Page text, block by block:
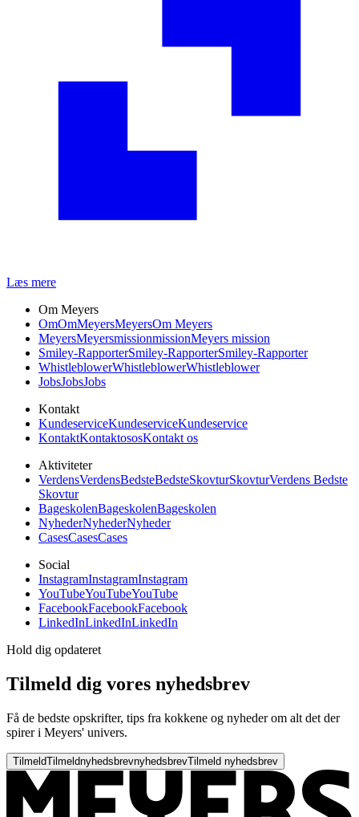
Læs mere
Om Meyers
OmOmMeyersMeyersOm Meyers
MeyersMeyersmissionmissionMeyers mission
Smiley-RapporterSmiley-RapporterSmiley-Rapporter
WhistleblowerWhistleblowerWhistleblower
JobsJobsJobs
Kontakt
KundeserviceKundeserviceKundeservice
KontaktKontaktososKontakt os
Aktiviteter
VerdensVerdensBedsteBedsteSkovturSkovturVerdens Bedste
Skovtur
BageskolenBageskolenBageskolen
NyhederNyhederNyheder
CasesCasesCases
Social
InstagramInstagramInstagram
YouTubeYouTubeYouTube
FacebookFacebookFacebook
LinkedInLinkedInLinkedIn
Hold dig opdateret
Tilmeld dig vores nyhedsbrev
Få de bedste opskrifter, tips fra kokkene og nyheder om alt det der
spirer i Meyers' univers.
TilmeldTilmeldnyhedsbrevnyhedsbrevTilmeld nyhedsbrev